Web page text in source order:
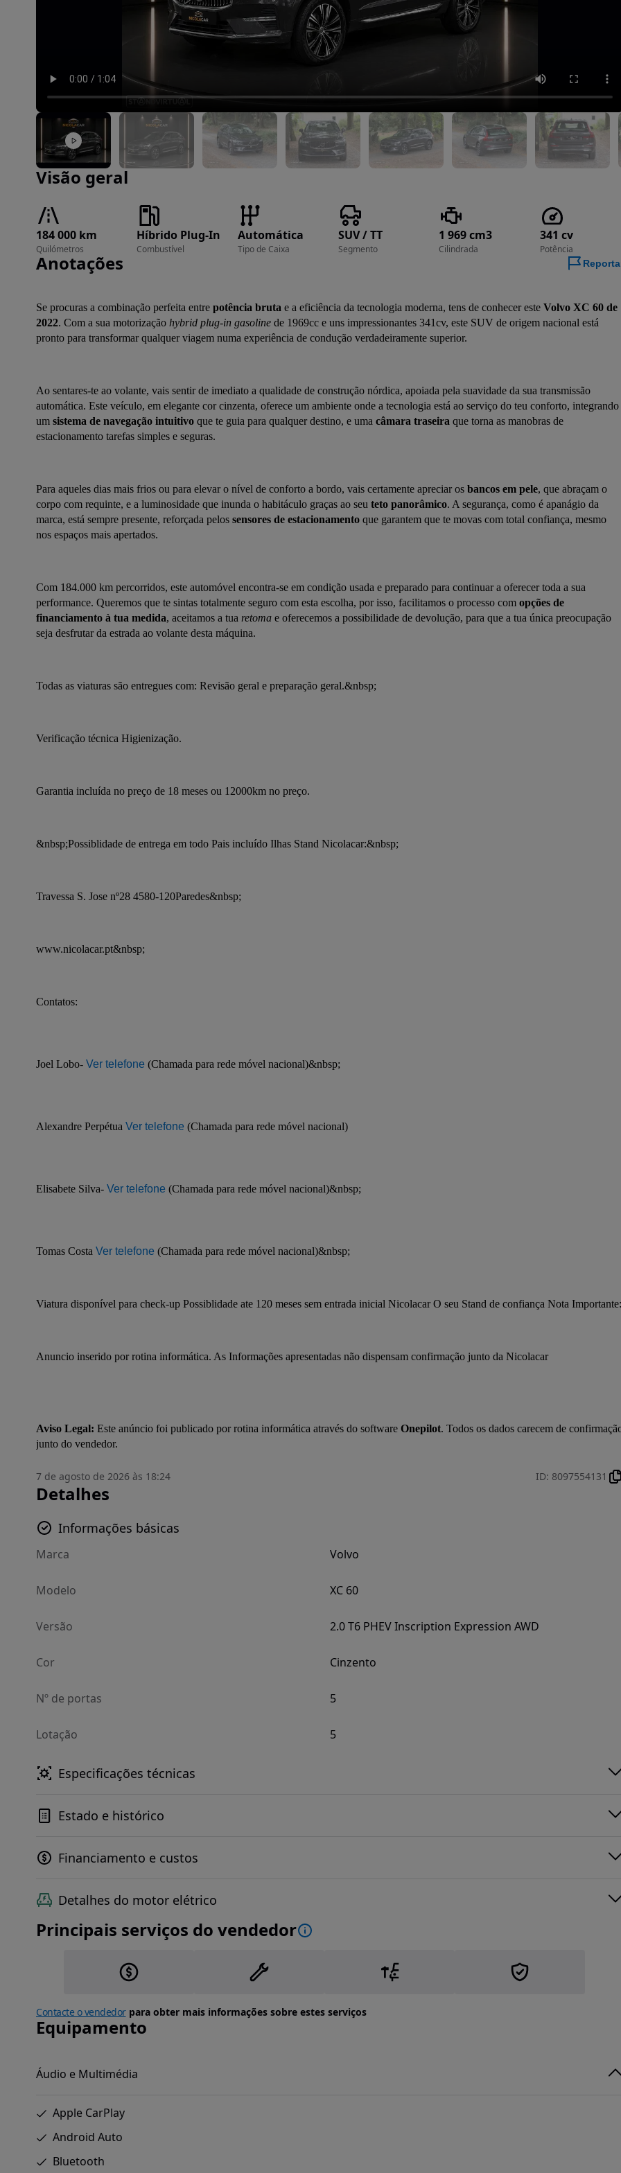
Imagem 1 de 43
Visão geral
184 000 km
Quilómetros
Híbrido Plug-In
Combustível
Automática
Tipo de Caixa
SUV / TT
Segmento
1 969 cm3
Cilindrada
341 cv
Potência
Anotações
Se procuras a combinação perfeita entre potência bruta e a eficiência da tecnologia moderna, tens de conhecer este Volvo XC 60 de
2022. Com a sua motorização hybrid plug-in gasoline de 1969cc e uns impressionantes 341cv, este SUV de origem nacional está
pronto para transformar qualquer viagem numa experiência de condução verdadeiramente superior.
Ao sentares-te ao volante, vais sentir de imediato a qualidade de construção nórdica, apoiada pela suavidade da sua transmissão
automática. Este veículo, em elegante cor cinzenta, oferece um ambiente onde a tecnologia está ao serviço do teu conforto, integrando
um sistema de navegação intuitivo que te guia para qualquer destino, e uma câmara traseira que torna as manobras de
estacionamento tarefas simples e seguras.
Para aqueles dias mais frios ou para elevar o nível de conforto a bordo, vais certamente apreciar os bancos em pele, que abraçam o
corpo com requinte, e a luminosidade que inunda o habitáculo graças ao seu teto panorâmico. A segurança, como é apanágio da
marca, está sempre presente, reforçada pelos sensores de estacionamento que garantem que te movas com total confiança, mesmo
nos espaços mais apertados.
Com 184.000 km percorridos, este automóvel encontra-se em condição usada e preparado para continuar a oferecer toda a sua
performance. Queremos que te sintas totalmente seguro com esta escolha, por isso, facilitamos o processo com opções de
financiamento à tua medida, aceitamos a tua retoma e oferecemos a possibilidade de devolução, para que a tua única preocupação
seja desfrutar da estrada ao volante desta máquina.
Todas as viaturas são entregues com: Revisão geral e preparação geral.&nbsp;
Verificação técnica Higienização.
Garantia incluída no preço de 18 meses ou 12000km no preço.
&nbsp;Possiblidade de entrega em todo Pais incluído Ilhas Stand Nicolacar:&nbsp;
Travessa S. Jose nº28 4580-120Paredes&nbsp;
www.nicolacar.pt&nbsp;
Contatos:
Joel Lobo- Ver telefone (Chamada para rede móvel nacional)&nbsp;
Alexandre Perpétua Ver telefone (Chamada para rede móvel nacional)
Elisabete Silva- Ver telefone (Chamada para rede móvel nacional)&nbsp;
Tomas Costa Ver telefone (Chamada para rede móvel nacional)&nbsp;
Viatura disponível para check-up Possiblidade ate 120 meses sem entrada inicial Nicolacar O seu Stand de confiança Nota Importante:
Anuncio inserido por rotina informática. As Informações apresentadas não dispensam confirmação junto da Nicolacar
Aviso Legal: Este anúncio foi publicado por rotina informática através do software Onepilot. Todos os dados carecem de
junto do vendedor.
7 de agosto de 2026 às 18:24 ID: 8097554131
Detalhes
Informações básicas
Marca Volvo
Modelo XC 60
Versão 2.0 T6 PHEV Inscription Expression AWD
Cor Cinzento
Nº de portas 5
Lotação 5
Especificações técnicas
Estado e histórico
Financiamento e custos
Detalhes do motor elétrico
Principais serviços do vendedor
Contacte o vendedorpara obter mais informações sobre estes serviços
Equipamento
Áudio e Multimédia
Apple CarPlay
Android Auto
Bluetooth